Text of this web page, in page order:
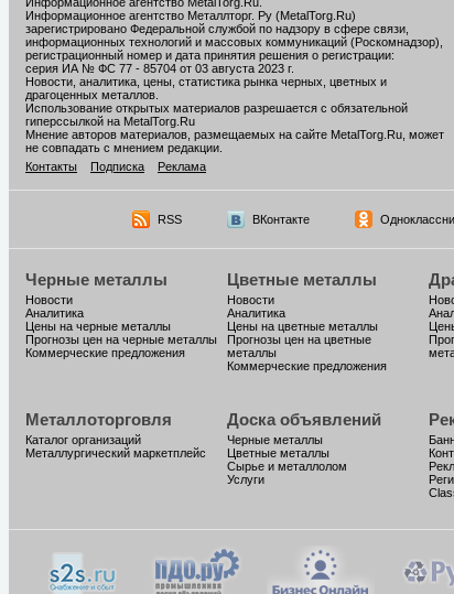
Информационное агентство Металлторг. Ру (MetalTorg.Ru)
зарегистрировано Федеральной службой по надзору в сфере связи,
информационных технологий и массовых коммуникаций (Роскомнадзор),
регистрационный номер и дата принятия решения о регистрации:
серия ИА № ФС 77 - 85704 от 03 августа 2023 г.
Новости, аналитика, цены, статистика рынка черных, цветных и
драгоценных металлов.
Использование открытых материалов разрешается с обязательной
гиперссылкой на MetalTorg.Ru
Мнение авторов материалов, размещаемых на сайте MetalTorg.Ru, может
не совпадать с мнением редакции.
Контакты
Подписка Реклама
RSS ВКонтакте
Черные металлы
Новости
Аналитика
Цены на черные металлы
Прогнозы цен на черные металлы
Коммерческие предложения
Цветные металлы
Новости
Аналитика
Цены на цветные металлы
Прогнозы цен на цветные
металлы
Коммерческие предложения
Металлоторговля
Каталог организаций
Металлургический маркетплейс
Доска объявлений
Черные металлы
Цветные металлы
Сырье и металлолом
Услуги